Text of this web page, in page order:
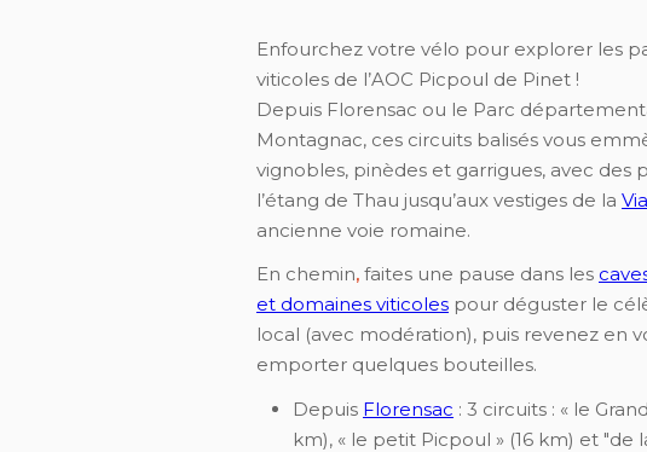
Enfourchez votre vélo pour explorer les
viticoles de l’AOC Picpoul de Pinet !
Depuis Florensac ou le Parc
Montagnac, ces circuits balisés vous
vignobles, pinèdes et garrigues, avec des
l’étang de Thau jusqu’aux vestiges de la
ancienne voie romaine.
En chemin, faites une pause dans les
et domaines viticoles pour déguster le
local (avec modération), puis revenez en
emporter quelques bouteilles.
Depuis Florensac : 3 circuits : « le
km), « le petit Picpoul » (16 km) et "de